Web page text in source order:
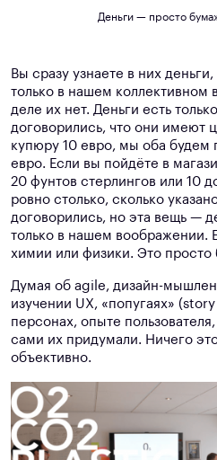
Деньги — просто
Вы сразу узнаете в них
только в нашем
деле их нет. Деньги есть
договорились, что они имеют
купюру 10 евро, мы оба будем
евро. Если вы пойдёте в
20 фунтов стерлингов или 10
ровно столько, сколько
договорились, но эта вещь —
только в нашем воображении.
химии или физики. Это просто
Думая об agile, дизайн-
изучении UX, «попугаях»
персонах, опыте
сами их придумали. Ничего
объективно.